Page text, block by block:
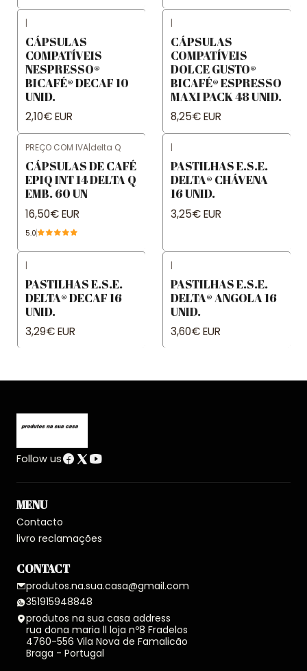
|
CÁPSULAS
COMPATÍVEIS
NESPRESSO®
BICAFÉ® DECAF 10
UNID.
2,10€ EUR
|
CÁPSULAS
COMPATÍVEIS
DOLCE GUSTO®
BICAFÉ® ESPRESSO
MAXI PACK 48 UNID.
8,25€ EUR
PREÇO COM IVA|delta Q
CÁPSULAS DE CAFÉ
EPIQ INT 14 DELTA Q
EMB. 60 UN
16,50€ EUR
5.0
|
PASTILHAS E.S.E.
DELTA® CHÁVENA
16 UNID.
3,25€ EUR
|
PASTILHAS E.S.E.
DELTA® DECAF 16
UNID.
3,29€ EUR
|
PASTILHAS E.S.E.
DELTA® ANGOLA 16
UNID.
3,60€ EUR
Follow us
MENU
Contacto
livro reclamações
CONTACT
produtos.na.sua.casa@gmail.com
351915948848
produtos na sua casa address
rua dona maria ll loja nº8 Fradelos
4760-556 Vila Nova de Famalicão
Braga - Portugal